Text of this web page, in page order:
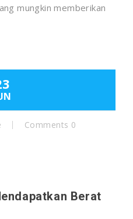
mungkin memberikan
Comments 0
Berat